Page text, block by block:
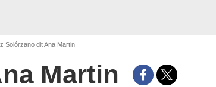
Solórzano dit Ana Martin
Martin